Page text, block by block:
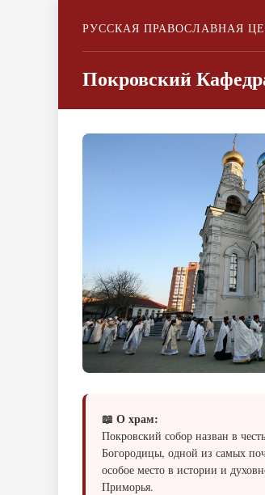
РУССКАЯ ПРАВОСЛАВНАЯ
Покровский
📖 О храм:
Покровский собор назван в
Богородицы, одной из самых
особое место в истории и
Приморья.